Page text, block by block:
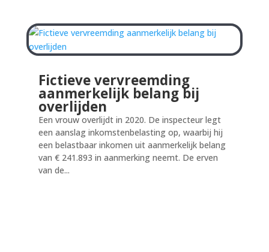
Fictieve vervreemding
aanmerkelijk belang bij
overlijden
Een vrouw overlijdt in 2020. De inspecteur legt
een aanslag inkomstenbelasting op, waarbij hij
een belastbaar inkomen uit aanmerkelijk belang
van € 241.893 in aanmerking neemt. De erven
van de...